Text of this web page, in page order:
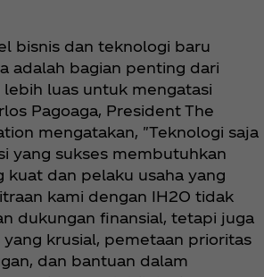
bisnis dan teknologi baru
adalah bagian penting dari
luas untuk mengatasi
Pagoaga, President The
mengatakan, "Teknologi saja
yang sukses membutuhkan
kuat dan pelaku usaha yang
kami dengan IH2O tidak
dukungan finansial, tetapi juga
krusial, pemetaan prioritas
dan bantuan dalam